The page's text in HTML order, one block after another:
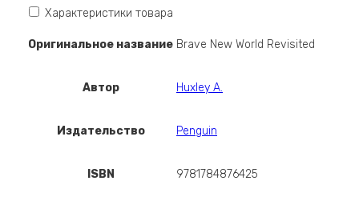
Характеристики товара
Оригинальное название Brave New World Revisited
Автор Huxley A.
Издательство Penguin
ISBN 9781784876425